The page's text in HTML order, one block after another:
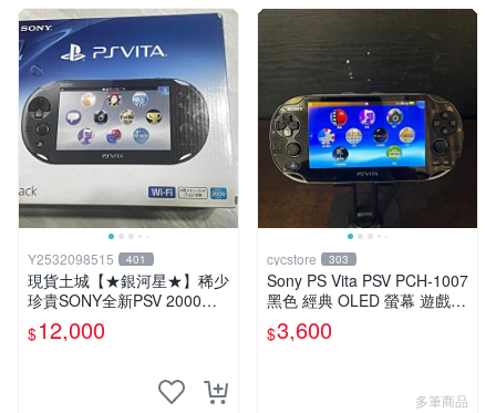
Y2532098515 401
現貨土城【★銀河星★】稀少
珍貴SONY全新PSV 2000主
機.可轉換中文.全新PSV未使
用
$12,000
cycstore 303
Sony PS Vita PSV PCH-1007
黑色 經典 OLED 螢幕 遊戲掌
機 附充電線 經典收藏 掌上型
遊戲機
$3,600
多筆商品